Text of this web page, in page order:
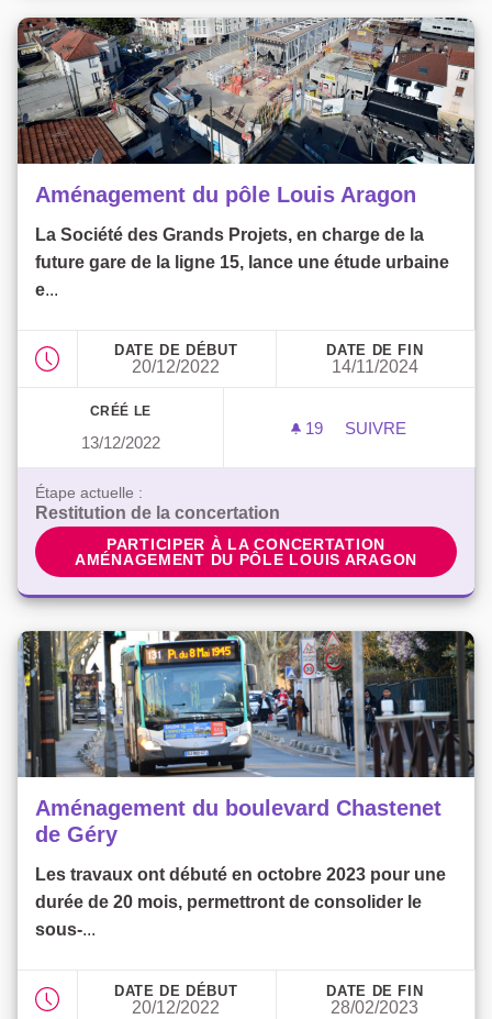
Aménagement du pôle Louis Aragon
La Société des Grands Projets, en charge de la
future gare de la ligne 15, lance une étude urbaine
e...
DATE DE DÉBUT
20/12/2022
DATE DE FIN
14/11/2024
CRÉÉ LE
13/12/2022
19 19 ABONNÉS
SUIVRE
Étape actuelle :
Restitution de la concertation
PARTICIPER À LA CONCERTATION
PARTICIPER À LA CONCERTATION
AMÉNAGEMENT DU PÔLE LOUIS ARAGON
Aménagement du boulevard Chastenet
de Géry
Les travaux ont débuté en octobre 2023 pour une
durée de 20 mois, permettront de consolider le
sous-...
DATE DE DÉBUT
20/12/2022
DATE DE FIN
28/02/2023